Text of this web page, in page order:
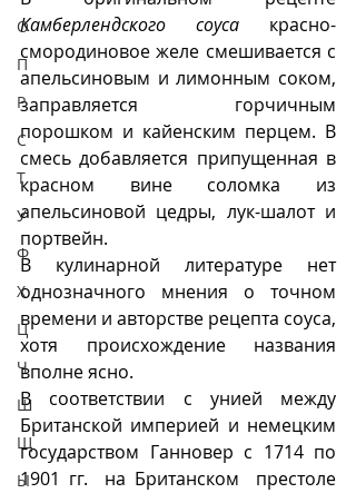
О
П
Р
С
Т
У
Ф
Х
Ц
Ч
Ш
Щ
Ы
Камберлендского соуса красно-
смородиновое желе смешивается с
апельсиновым и лимонным соком,
заправляется горчичным
порошком и кайенским перцем. В
смесь добавляется припущенная в
красном вине соломка из
апельсиновой цедры, лук-шалот и
портвейн.
В кулинарной литературе нет
однозначного мнения о точном
времени и авторстве рецепта соуса,
хотя происхождение названия
вполне ясно.
В соответствии с унией между
Британской империей и немецким
государством Ганновер с 1714 по
1901 гг.  на Британском  престоле